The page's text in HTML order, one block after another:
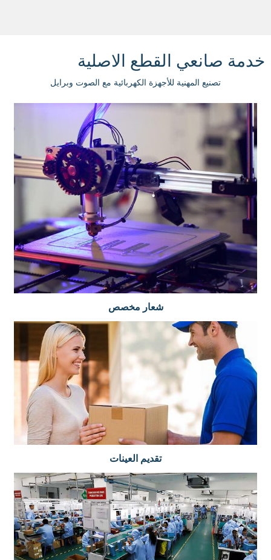
خدمة صانعي القطع الاصلية
تصنيع المهنية للأجهزة الكهربائية مع الصوت وبرايل
شعار مخصص
تقديم العينات